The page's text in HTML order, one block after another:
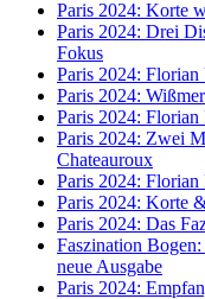
Paris 2024: Korte
Paris 2024: Drei
Fokus
Paris 2024:
Paris 2024:
Paris 2024: Florian
Paris 2024: Zwei
Chateauroux
Paris 2024:
Paris 2024: Korte
Paris 2024: Das
Faszination
neue Ausgabe
Paris 2024: